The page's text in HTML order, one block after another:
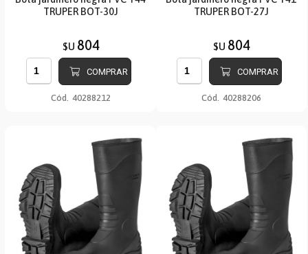
TRUPER BOT-30J
$U 804
COMPRAR
Cód. 40288212
TRUPER BOT-27J
$U 804
COMPRAR
Cód. 40288206